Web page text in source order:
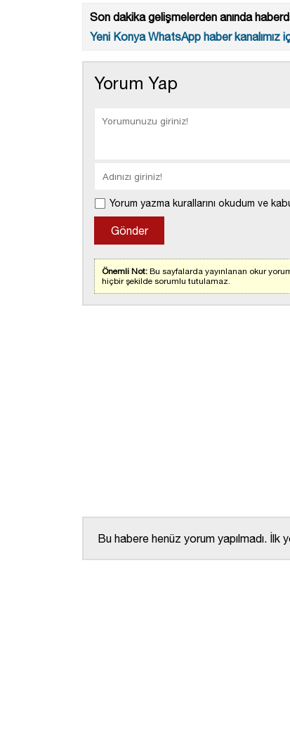
Son dakika gelişmelerden anında
Yeni Konya WhatsApp haber kanalımız
Yorum Yap
Yorum yazma kurallarını okudum ve
Önemli Not: Bu sayfalarda yayınlanan okur
hiçbir şekilde sorumlu tutulamaz.
Bu habere henüz yorum yapılmadı. İlk